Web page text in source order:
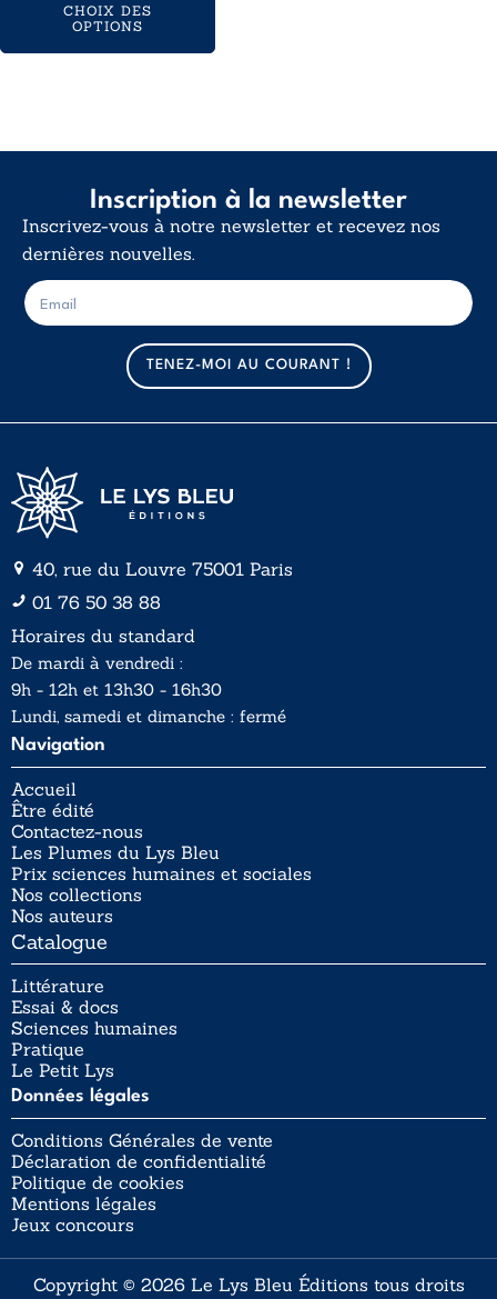
prix :
CHOIX DES
OPTIONS
Inscription à la newsletter
Inscrivez-vous à notre newsletter et recevez nos
dernières nouvelles.
m
a
i
l
E
-
m
TENEZ-MOI AU COURANT !
40, rue du Louvre 75001 Paris
01 76 50 38 88
Horaires du standard
De mardi à vendredi :
9h - 12h et 13h30 - 16h30
Lundi, samedi et dimanche : fermé
Navigation
Accueil
Être édité
Contactez-nous
Les Plumes du Lys Bleu
Prix sciences humaines et sociales
Nos collections
Nos auteurs
Catalogue
Littérature
Essai & docs
Sciences humaines
Pratique
Le Petit Lys
Données légales
Conditions Générales de vente
Déclaration de confidentialité
Politique de cookies
Mentions légales
Jeux concours
Copyright © 2026 Le Lys Bleu Éditions tous droits